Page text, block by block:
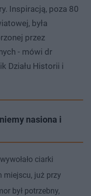
Inspiracją, poza 80
była
przez
- mówi dr
Działu Historii i
nasiona i
ciarki
miejscu, już przy
był potrzebny,